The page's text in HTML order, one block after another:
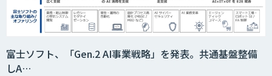
HEROZ ASK
富士ソフト、「Gen.2 AI事業戦略」を発表。共通基盤整備
しA…